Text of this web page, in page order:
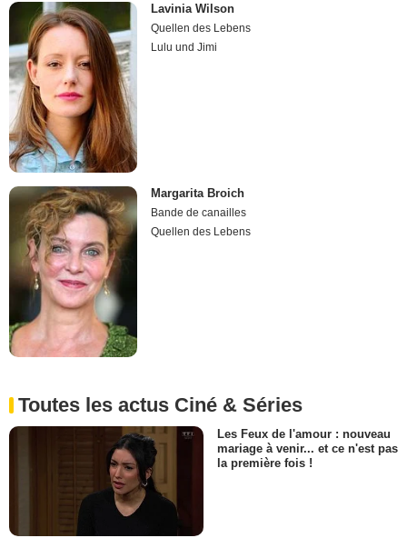
Lavinia Wilson
Quellen des Lebens
Lulu und Jimi
Margarita Broich
Bande de canailles
Quellen des Lebens
Toutes les actus Ciné & Séries
Les Feux de l'amour : nouveau
mariage à venir... et ce n'est pas
la première fois !